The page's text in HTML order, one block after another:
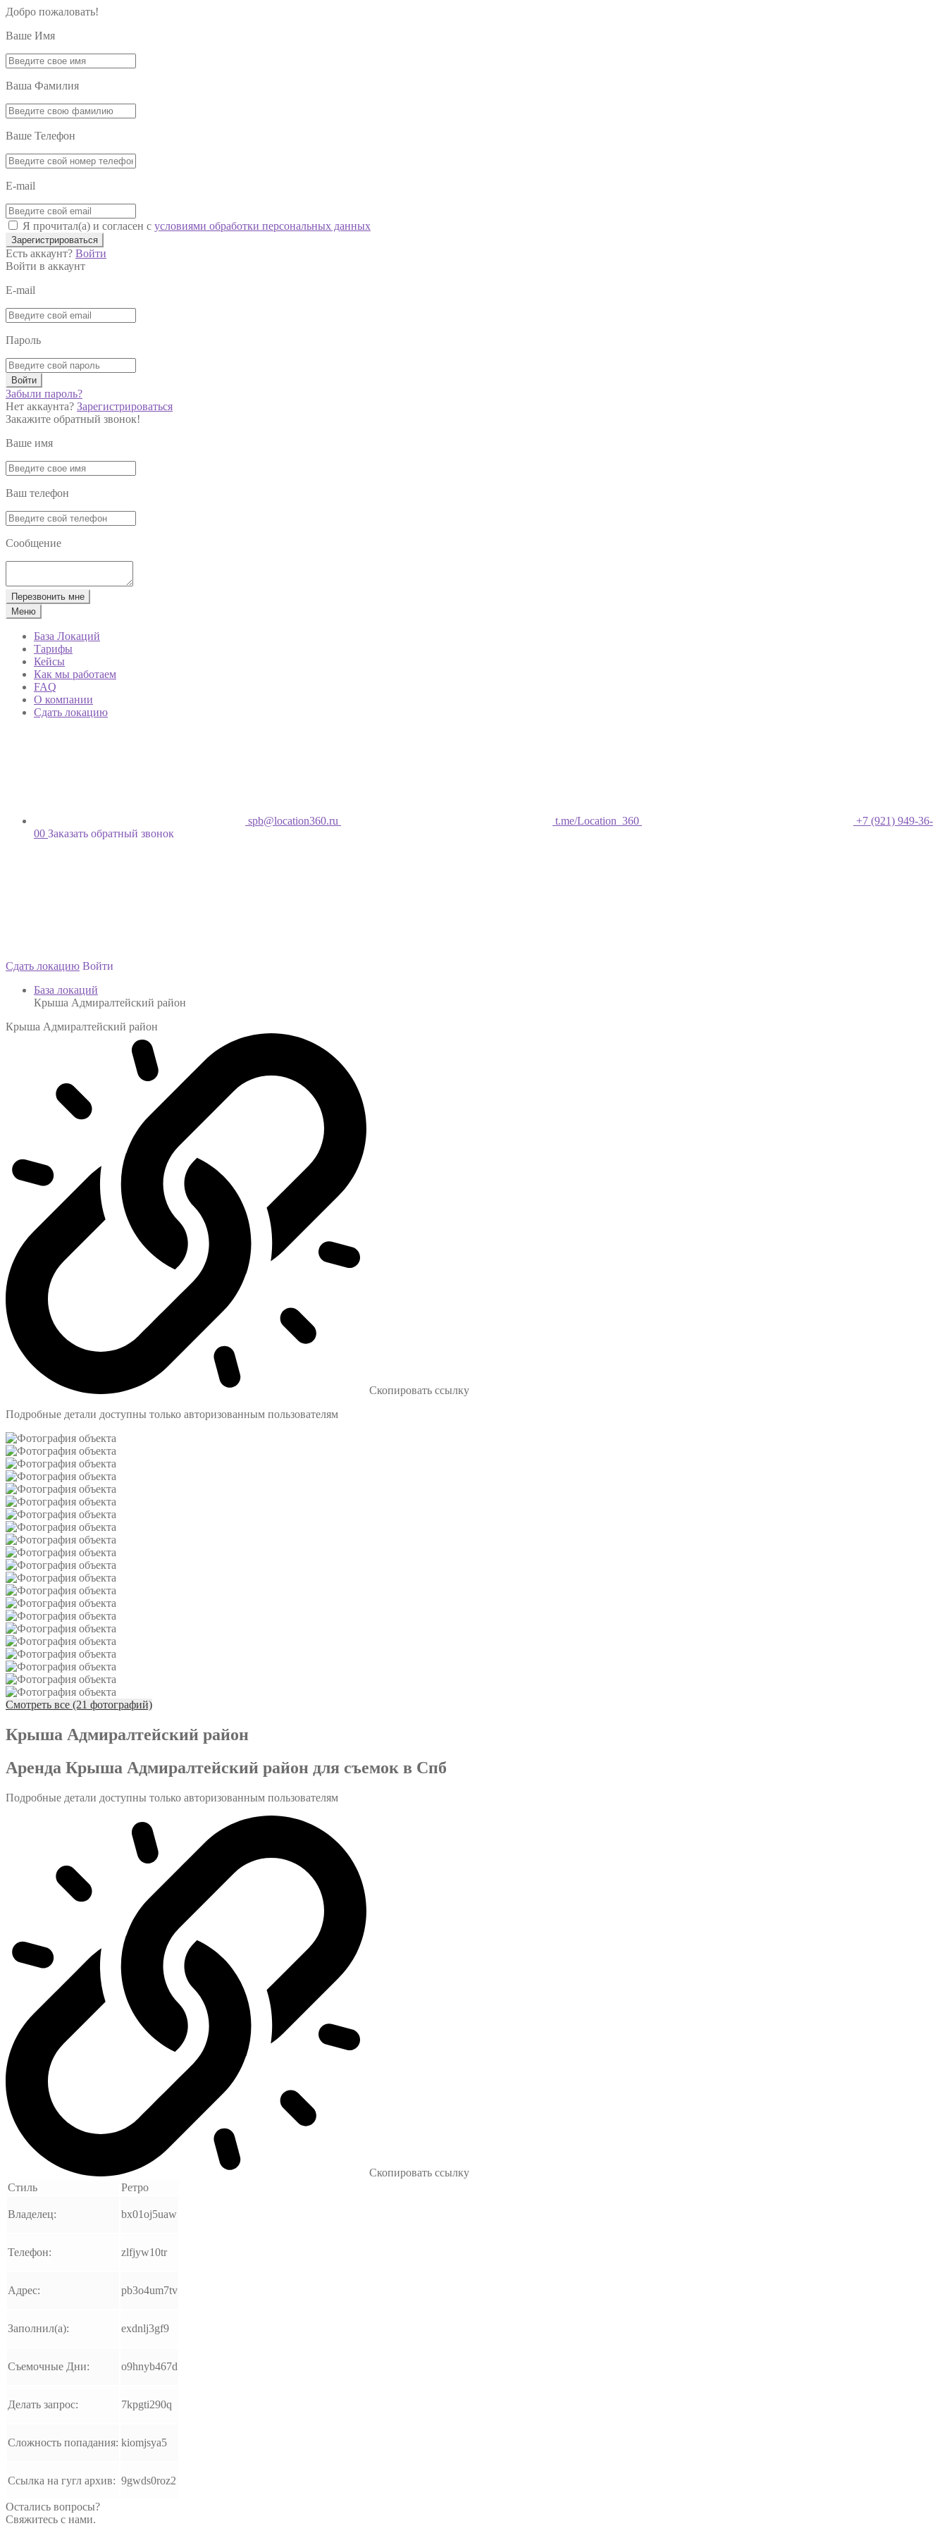
Добро пожаловать!
Ваше Имя
Ваша Фамилия
Ваше Телефон
E-mail
Я прочитал(а) и согласен с условиями обработки персональных данных
Зарегистрироваться
Есть аккаунт? Войти
Войти в аккаунт
E-mail
Пароль
Войти
Забыли пароль?
Нет аккаунта? Зарегистрироваться
Закажите обратный звонок!
Ваше имя
Ваш телефон
Сообщение
Перезвонить мне
Меню
База Локаций
Тарифы
Кейсы
Как мы работаем
FAQ
О компании
Сдать локацию
spb@location360.ru t.me/Location_360
+7 (921) 949-36-
00 Заказать обратный звонок
Сдать локацию Войти
База локаций
Крыша Адмиралтейский район
Крыша Адмиралтейский район
Скопировать ссылку
Подробные детали доступны только авторизованным пользователям
Смотреть все (21 фотографий)
Крыша Адмиралтейский район
Аренда Крыша Адмиралтейский район для съемок в Спб
Подробные детали доступны только авторизованным пользователям
Скопировать ссылку
Стиль
Ретро
Владелец: bx01oj5uaw
Телефон: zlfjyw10tr
Адрес: pb3o4um7tv
Заполнил(а): exdnlj3gf9
Съемочные Дни: o9hnyb467d
Делать запрос: 7kpgti290q
Сложность попадания: kiomjsya5
Ссылка на гугл архив: 9gwds0roz2
Остались вопросы?
Свяжитесь с нами.